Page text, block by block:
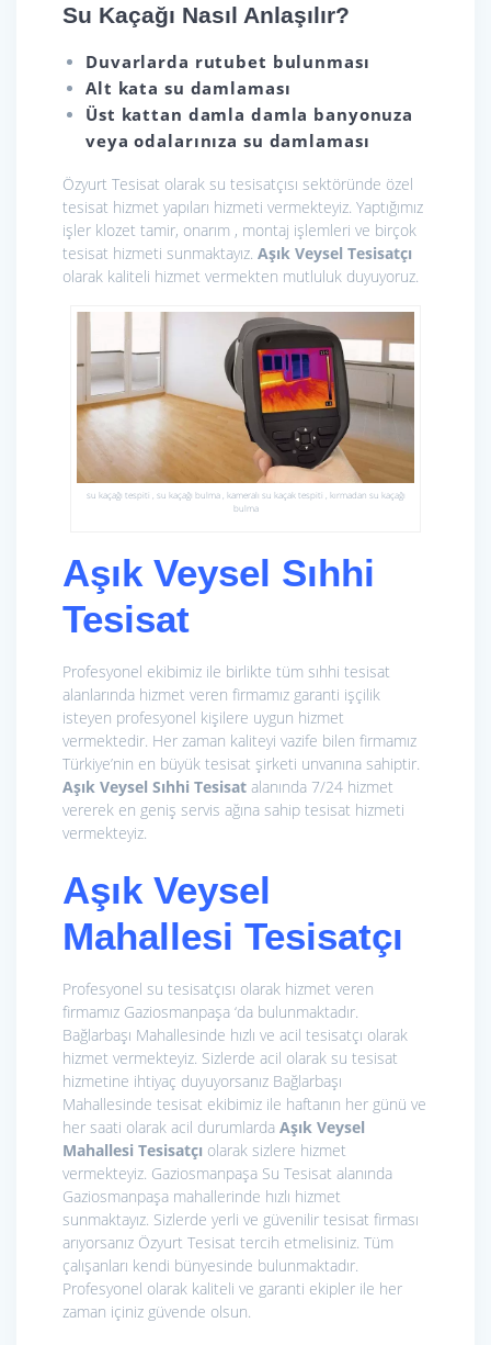
Su Kaçağı Nasıl Anlaşılır?
Duvarlarda rutubet bulunması
Alt kata su damlaması
Üst kattan damla damla banyonuza
veya odalarınıza su damlaması
Özyurt Tesisat olarak su tesisatçısı sektöründe özel
tesisat hizmet yapıları hizmeti vermekteyiz. Yaptığımız
işler klozet tamir, onarım , montaj işlemleri ve birçok
tesisat hizmeti sunmaktayız. Aşık Veysel Tesisatçı
olarak kaliteli hizmet vermekten mutluluk duyuyoruz.
su kaçağı tespiti , su kaçağı bulma , kameralı su kaçak tespiti , kırmadan su kaçağı
bulma
Aşık Veysel Sıhhi
Tesisat
Profesyonel ekibimiz ile birlikte tüm sıhhi tesisat
alanlarında hizmet veren firmamız garanti işçilik
isteyen profesyonel kişilere uygun hizmet
vermektedir. Her zaman kaliteyi vazife bilen firmamız
Türkiye’nin en büyük tesisat şirketi unvanına sahiptir.
Aşık Veysel Sıhhi Tesisat alanında 7/24 hizmet
vererek en geniş servis ağına sahip tesisat hizmeti
vermekteyiz.
Aşık Veysel
Mahallesi Tesisatçı
Profesyonel su tesisatçısı olarak hizmet veren
firmamız Gaziosmanpaşa ‘da bulunmaktadır.
Bağlarbaşı Mahallesinde hızlı ve acil tesisatçı olarak
hizmet vermekteyiz. Sizlerde acil olarak su tesisat
hizmetine ihtiyaç duyuyorsanız Bağlarbaşı
Mahallesinde tesisat ekibimiz ile haftanın her günü ve
her saati olarak acil durumlarda Aşık Veysel
Mahallesi Tesisatçı olarak sizlere hizmet
vermekteyiz. Gaziosmanpaşa Su Tesisat alanında
Gaziosmanpaşa mahallerinde hızlı hizmet
sunmaktayız. Sizlerde yerli ve güvenilir tesisat firması
arıyorsanız Özyurt Tesisat tercih etmelisiniz. Tüm
çalışanları kendi bünyesinde bulunmaktadır.
Profesyonel olarak kaliteli ve garanti ekipler ile her
zaman içiniz güvende olsun.